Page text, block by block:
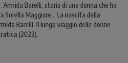
Armida Barelli, storia di una donna che ha
Sorella Maggiore… La nascita della
Barelli. Il lungo viaggio delle donne
(2023).